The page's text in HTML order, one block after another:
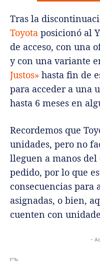
Tras la
Toyota posicionó al
de acceso, con una
y con una variante
Justos» hasta fin de
para acceder a una
hasta 6 meses en
Recordemos que
unidades, pero no
lleguen a manos
pedido, por lo que
consecuencias para
asignadas, o bien,
cuenten con
-